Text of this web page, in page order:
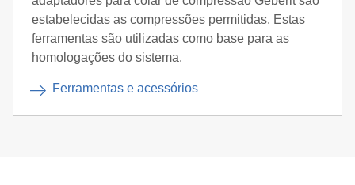
estabelecidas as compressões permitidas. Estas
ferramentas são utilizadas como base para as
homologações do sistema.
Ferramentas e acessórios